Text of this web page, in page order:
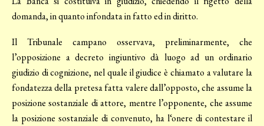
domanda, in quanto infondata in fatto ed in diritto.
Il Tribunale campano osservava, preliminarmente, che
l’opposizione a decreto ingiuntivo dà luogo ad un ordinario
giudizio di cognizione, nel quale il giudice è chiamato a valutare la
fondatezza della pretesa fatta valere dall’opposto, che assume la
posizione sostanziale di attore, mentre l’opponente, che assume
la posizione sostanziale di convenuto, ha l‘onere di contestare il